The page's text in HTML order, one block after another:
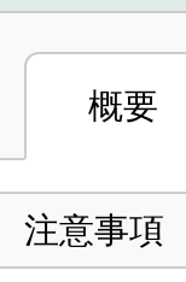
概要
注意事項